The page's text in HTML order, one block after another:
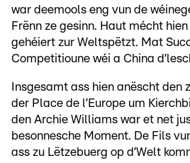
war deemools eng vun de
Frënn ze gesinn. Haut mécht
gehéiert zur Weltspëtzt. Mat
Competitioune wéi a China
Insgesamt ass hien anëscht den
der Place de l’Europe um
den Archie Williams war et net
besonnesche Moment. De Fils
ass zu Lëtzebuerg op d’Welt